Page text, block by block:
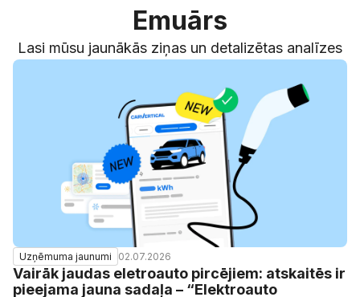
Emuārs
Lasi mūsu jaunākās ziņas un detalizētas analīzes
Uzņēmuma jaunumi 02.07.2026
Vairāk jaudas eletroauto pircējiem: atskaitēs ir
pieejama jauna sadaļa – “Elektroauto